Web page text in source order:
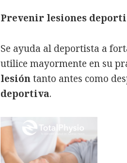
Prevenir lesiones
Se ayuda al deportista a
utilice mayormente en su
lesióntanto antes como
deportiva.